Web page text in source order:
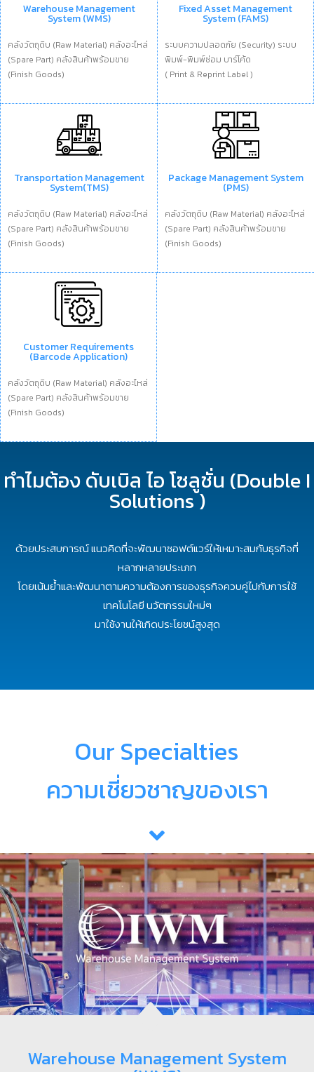
Warehouse Management
System (WMS)
คลังวัตถุดิบ (Raw Material) คลังอะไหล่
(Spare Part) คลังสินค้าพร้อมขาย
(Finish Goods)
Fixed Asset Management
System (FAMS)
ระบบความปลอดภัย (Security) ระบบ
พิมพ์-พิมพ์ซ่อม บาร์โค้ด
( Print & Reprint Label )
Transportation Management
System(TMS)
คลังวัตถุดิบ (Raw Material) คลังอะไหล่
(Spare Part) คลังสินค้าพร้อมขาย
(Finish Goods)
Package Management System
(PMS)
คลังวัตถุดิบ (Raw Material) คลังอะไหล่
(Spare Part) คลังสินค้าพร้อมขาย
(Finish Goods)
Customer Requirements
(Barcode Application)
คลังวัตถุดิบ (Raw Material) คลังอะไหล่
(Spare Part) คลังสินค้าพร้อมขาย
(Finish Goods)
ทำไมต้อง ดับเบิล ไอ โซลูชั่น (Double I
Solutions )
ด้วยประสบการณ์ แนวคิดที่จะพัฒนาซอฟต์แวร์ให้เหมาะสมกับธุรกิจที่
หลากหลายประเภท
โดยเน้นย้ำและพัฒนาตามความต้องการของธุรกิจควบคู่ไปกับการใช้
เทคโนโลยี นวัตกรรมใหม่ๆ
มาใช้งานให้เกิดประโยชน์สูงสุด
Our Specialties
ความเชี่ยวชาญของเรา
Warehouse Management System